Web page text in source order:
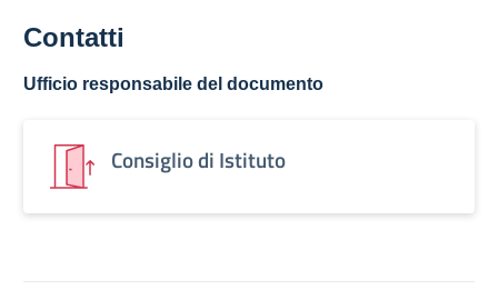
Contatti
Ufficio responsabile del documento
Consiglio di Istituto